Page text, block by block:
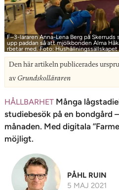
F–3-läraren Anna-Lena Berg på
upp paddan så att mjölkbonden Alma
rbetar med. Foto: Hushållningssällskapet
Den här artikeln publicerades
av Grundskolläraren
HÅLLBARHET Många
studiebesök på en bondgård
månaden. Med digitala
möjligt.
PÅHL RUIN
5 MAJ 2021